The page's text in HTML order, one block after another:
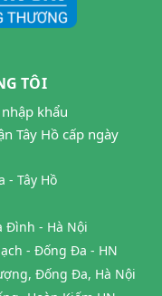
TÔI
khẩu
Tây Hồ cấp ngày
- Tây Hồ
Đình - Hà Nội
- Đống Đa - HN
Đống Đa, Hà Nội